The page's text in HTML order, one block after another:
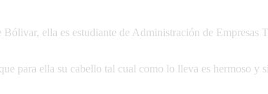
ella es estudiante de Administración de Empresas
para ella su cabello tal cual como lo lleva es hermoso y